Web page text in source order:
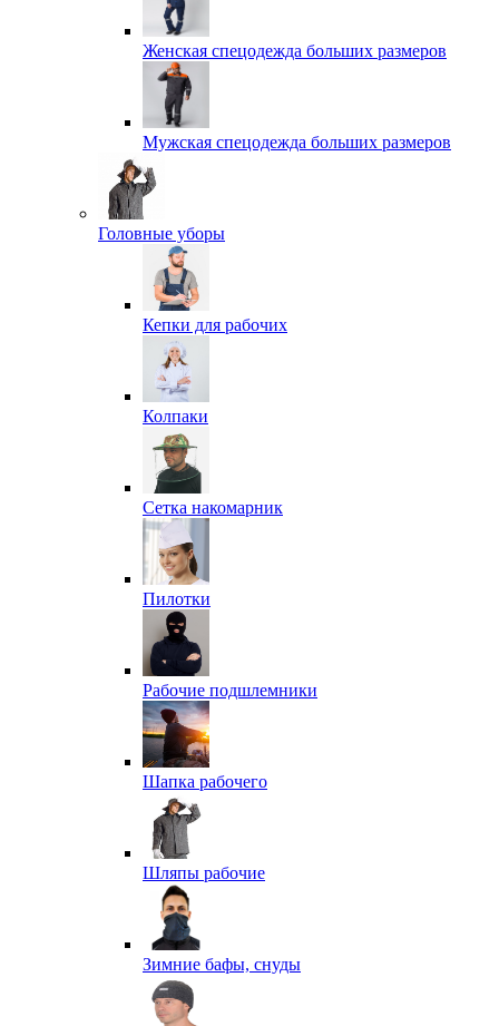
Женская спецодежда больших размеров
Мужская спецодежда больших размеров
Головные уборы
Кепки для рабочих
Колпаки
Сетка накомарник
Пилотки
Рабочие подшлемники
Шапка рабочего
Шляпы рабочие
Зимние бафы, снуды